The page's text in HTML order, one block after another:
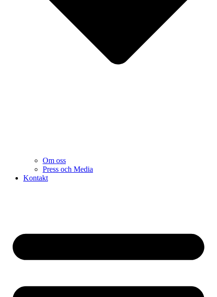
Om oss
Press och Media
Kontakt